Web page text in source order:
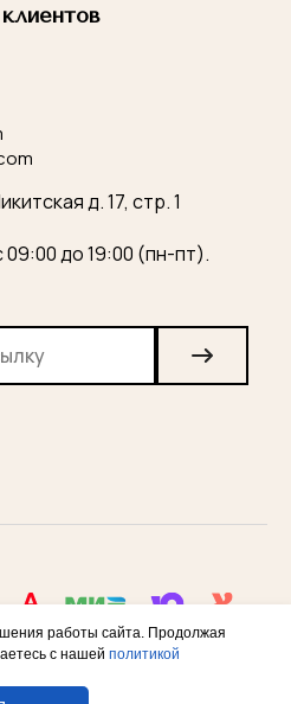
д. 17, стр. 1
до 19:00 (пн-пт).
Согласие на рекламную
работы сайта. Продолжая
с нашей политикой